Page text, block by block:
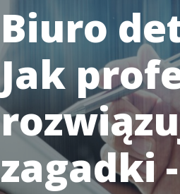
Biuro
Jak
zagadki